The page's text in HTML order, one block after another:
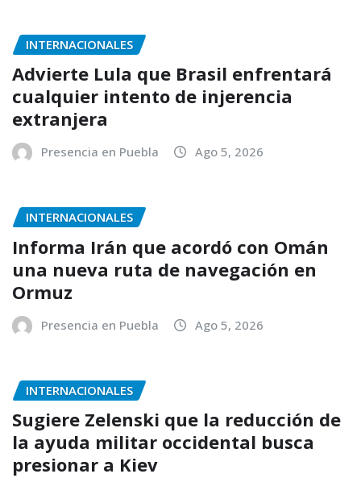
INTERNACIONALES
Advierte Lula que Brasil enfrentará
cualquier intento de injerencia
extranjera
Presencia en Puebla Ago 5, 2026
INTERNACIONALES
Informa Irán que acordó con Omán
una nueva ruta de navegación en
Ormuz
Presencia en Puebla Ago 5, 2026
INTERNACIONALES
Sugiere Zelenski que la reducción de
la ayuda militar occidental busca
presionar a Kiev